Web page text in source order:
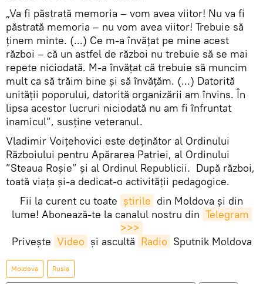
„Va fi păstrată memoria – vom avea viitor! Nu va fi
păstrată memoria – nu vom avea viitor! Trebuie să
ținem minte. (...) Ce m-a învățat pe mine acest
război – că un astfel de război nu trebuie să se mai
repete niciodată. M-a învățat că trebuie să muncim
mult ca să trăim bine și să învățăm. (...) Datorită
unității poporului, datorită organizării am învins. În
lipsa acestor lucruri niciodată nu am fi înfruntat
inamicul”, susține veteranul.
Vladimir Voițehovici este deținător al Ordinului
Războiului pentru Apărarea Patriei, al Ordinului
”Steaua Roșie” și al Ordinul Republicii. După război,
toată viața și-a dedicat-o activității pedagogice.
Fii la curent cu toate știrile din Moldova și din
lume! Abonează-te la canalul nostru din Telegram
>>>
Privește Video și ascultă Radio Sputnik Moldova
Moldova Rusia